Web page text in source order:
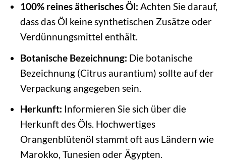
100% reines ätherisches Öl: Achten Sie darauf,
dass das Öl keine synthetischen Zusätze oder
Verdünnungsmittel enthält.
Botanische Bezeichnung: Die botanische
Bezeichnung (Citrus aurantium) sollte auf der
Verpackung angegeben sein.
Herkunft: Informieren Sie sich über die
Herkunft des Öls. Hochwertiges
Orangenblütenöl stammt oft aus Ländern wie
Marokko, Tunesien oder Ägypten.